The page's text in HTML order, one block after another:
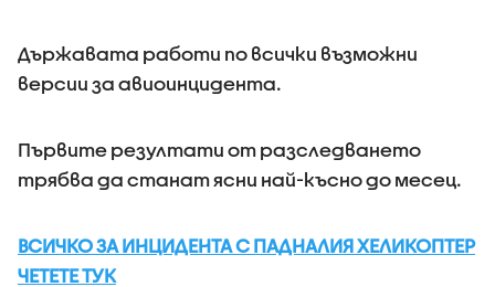
Държавата работи по всички възможни
версии за авиоинцидента.
Първите резултати от разследването
трябва да станат ясни най-късно до месец.
ВСИЧКО ЗА ИНЦИДЕНТА С ПАДНАЛИЯ ХЕЛИКОПТЕР
ЧЕТЕТЕ ТУК